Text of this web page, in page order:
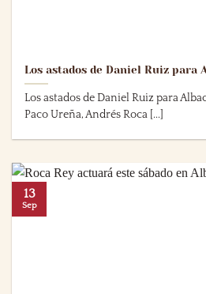
Los astados de Daniel Ruiz para
Los astados de Daniel Ruiz para
Paco Ureña, Andrés Roca [...]
13
Sep